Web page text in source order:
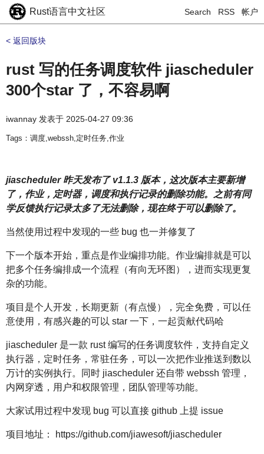
Rust语言中文社区 Search RSS 帐户
< 返回版块
rust 写的任务调度软件 jiascheduler
300个star 了，不容易啊
iwannay 发表于 2025-04-27 09:36
Tags：调度,webssh,定时任务,作业
jiascheduler 昨天发布了 v1.1.3 版本，这次版本主要新增
了，作业，定时器，调度和执行记录的删除功能。之前有同
学反馈执行记录太多了无法删除，现在终于可以删除了。
当然使用过程中发现的一些 bug 也一并修复了
下一个版本开始，重点是作业编排功能。作业编排就是可以
把多个任务编排成一个流程（有向无环图），进而实现更复
杂的功能。
项目是个人开发，长期更新（有点慢），完全免费，可以任
意使用，有感兴趣的可以 star 一下，一起贡献代码哈
jiascheduler 是一款 rust 编写的任务调度软件，支持自定义
执行器，定时任务，常驻任务，可以一次把作业推送到数以
万计的实例执行。同时 jiascheduler 还自带 webssh 管理，
内网穿透，用户和权限管理，团队管理等功能。
大家试用过程中发现 bug 可以直接 github 上提 issue
项目地址： https://github.com/jiawesoft/jiascheduler